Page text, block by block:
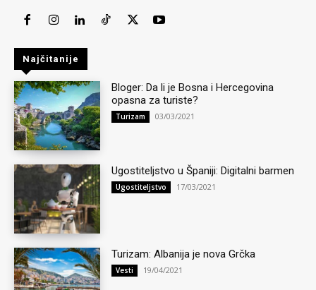
Najčitanije
Bloger: Da li je Bosna i Hercegovina
opasna za turiste?
Turizam 03/03/2021
Ugostiteljstvo u Španiji: Digitalni barmen
Ugostiteljstvo 17/03/2021
Turizam: Albanija je nova Grčka
Vesti 19/04/2021